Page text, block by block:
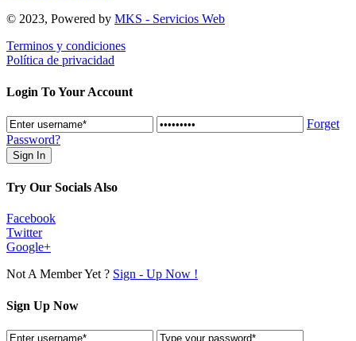
© 2023, Powered by MKS - Servicios Web
Terminos y condiciones
Política de privacidad
Login To Your Account
Forget
Password?
Try Our Socials Also
Facebook
Twitter
Google+
Not A Member Yet ? Sign - Up Now !
Sign Up Now